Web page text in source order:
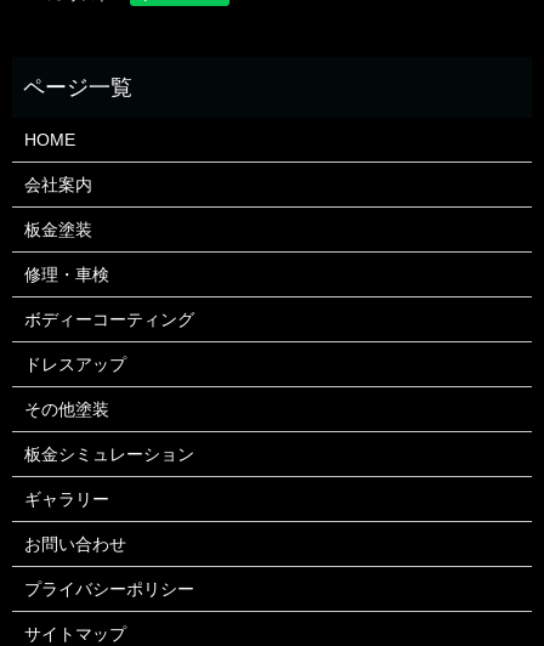
HOME
会社案内
板金塗装
修理・車検
ボディーコーティング
ドレスアップ
その他塗装
板金シミュレーション
ギャラリー
お問い合わせ
プライバシーポリシー
サイトマップ